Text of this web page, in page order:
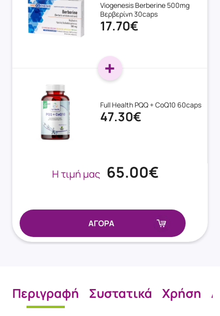
Viogenesis Berberine 500mg
Βερβερίνη 30caps
17.70€
Full Health PQQ + CoQ10 60caps
47.30€
Η τιμή μας 65.00€
ΑΓΟΡΑ
Περιγραφή Συστατικά Χρήση